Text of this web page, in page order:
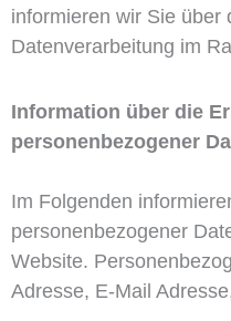
informieren wir Sie über
Datenverarbeitung im
Information über die
personenbezogener
Im Folgenden
personenbezogener
Website.
Adresse, E-Mail